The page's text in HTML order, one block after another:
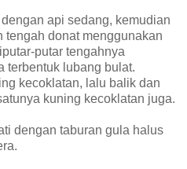
api sedang, kemudian
tengah donat menggunakan
putar tengahnya
terbentuk lubang bulat.
kecoklatan, lalu balik dan
kuning kecoklatan juga.
dengan taburan gula halus